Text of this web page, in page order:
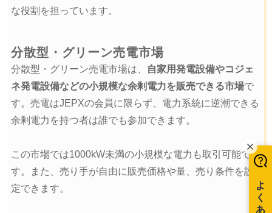
な役割を担っています。
分散型・グリーン売電市場
分散型・グリーン売電市場は、
自家用発電設備やコジェ
ネ発電設備などの小規模な余剰電力を販売できる市場で
す。売電はJEPXの会員に限らず、電力系統に逆潮できる
余剰電力を持つ者は誰でも参加できます。
この市場では1000kW未満の小規模な電力も取引可能で
す。また、売り手が自由に販売価格や量、売り条件を設
定できます。